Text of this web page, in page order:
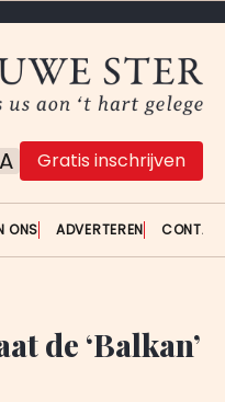
A Gratis inschrijven
ONS ADVERTEREN
de ‘Balkan’